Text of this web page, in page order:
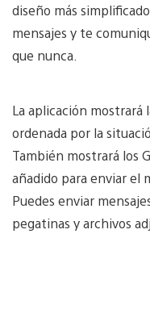
diseño más
mensajes y te
que nunca.
La aplicación mostrará
ordenada por la
También mostrará los
añadido para enviar el
Puedes enviar
pegatinas y archivos